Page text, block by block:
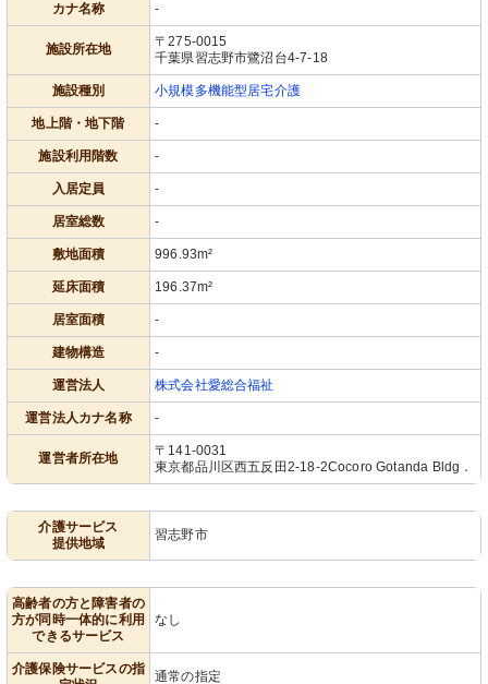
カナ名称 -
施設所在地
〒275-0015
千葉県習志野市鷺沼台4-7-18
施設種別 小規模多機能型居宅介護
地上階・地下階 -
施設利用階数 -
入居定員 -
居室総数 -
敷地面積 996.93m²
延床面積 196.37m²
居室面積 -
建物構造 -
運営法人 株式会社愛総合福祉
運営法人カナ名称 -
運営者所在地
〒141-0031
東京都品川区西五反田2-18-2Cocoro Gotanda Bldg．
介護サービス
提供地域
習志野市
高齢者の方と障害者の
方が同時一体的に利用
できるサービス
なし
介護保険サービスの指
通常の指定